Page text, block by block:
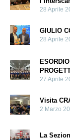
28 Aprile
GIULIO
28 Aprile
27 Aprile
Visita
2 Marzo
La